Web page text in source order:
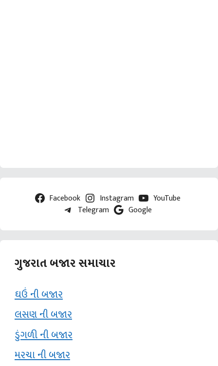
Facebook Instagram
YouTube
Telegram
Google
ગુજરાત બજાર સમાચાર
ઘઉં ની બજાર
લસણ ની બજાર
ડુંગળી ની બજાર
મરચા ની બજાર